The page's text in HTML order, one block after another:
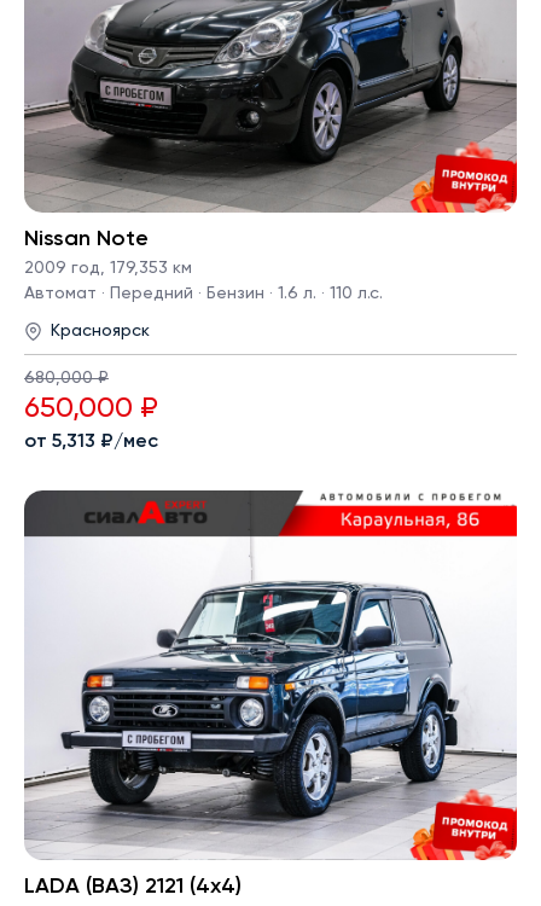
Nissan Note
2009 год, 179,353 км
Автомат · Передний · Бензин · 1.6 л. · 110 л.с.
Красноярск
680,000 ₽
650,000 ₽
от 5,313 ₽/мес
LADA (ВАЗ) 2121 (4x4)